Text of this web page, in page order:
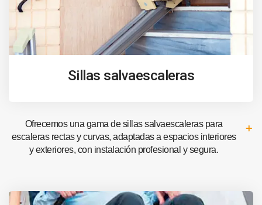
Sillas salvaescaleras
Ofrecemos una gama de sillas salvaescaleras para
escaleras rectas y curvas, adaptadas a espacios interiores
y exteriores, con instalación profesional y segura.